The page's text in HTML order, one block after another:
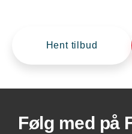
Hent tilbud
Følg med på